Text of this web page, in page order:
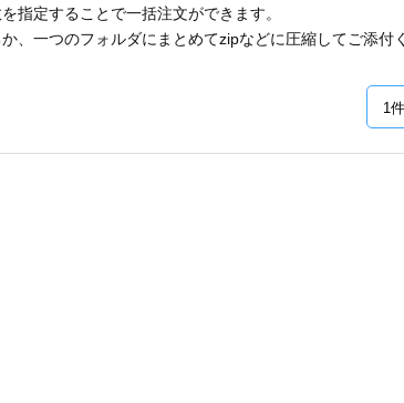
指定することで一括注文ができます。
、一つのフォルダにまとめてzipなどに圧縮してご添付